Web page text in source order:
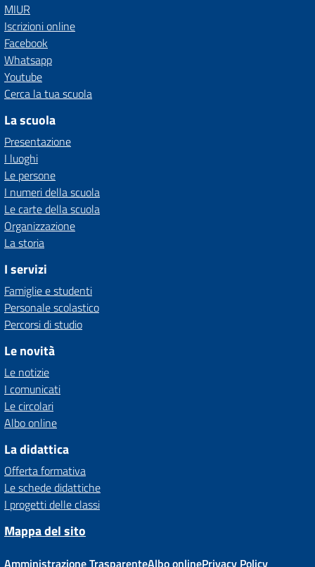
MIUR
Iscrizioni online
Facebook
Whatsapp
Youtube
Cerca la tua scuola
La scuola
Presentazione
I luoghi
Le persone
I numeri della scuola
Le carte della scuola
Organizzazione
La storia
I servizi
Famiglie e studenti
Personale scolastico
Percorsi di studio
Le novità
Le notizie
I comunicati
Le circolari
Albo online
La didattica
Offerta formativa
Le schede didattiche
I progetti delle classi
Mappa del sito
Amministrazione TrasparenteAlbo onlinePrivacy Policy